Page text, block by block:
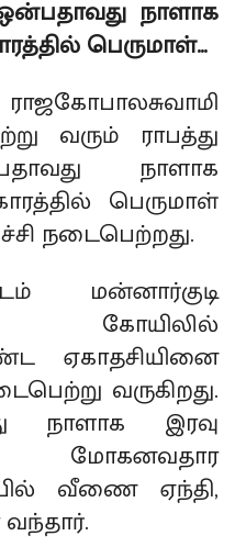
நாளாக
பெருமாள்…
வரும் ராபத்து
நாளாக
பெருமாள்
நடைபெற்றது.
மன்னார்குடி
கோயிலில்
ஏகாதசியினை
வருகிறது.
நாளாக இரவு
மோகனவதார
வீணை ஏந்தி,